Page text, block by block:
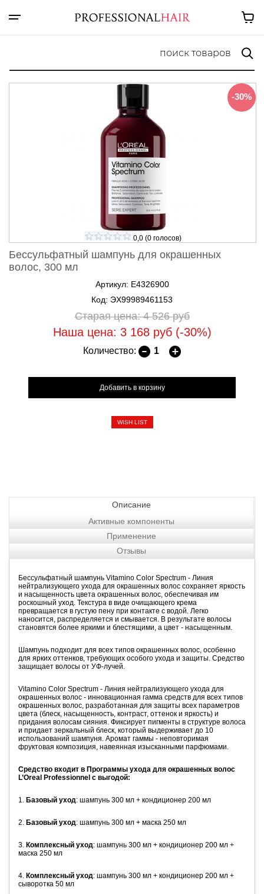
-30%
0,0(0голосов)
Бессульфатный шампунь для окрашенных
волос, 300 мл
Артикул: E4326900
Код: ЭХ99989461153
Старая цена: 4 526руб
Наша цена: 3 168 руб (-30%)
Количество:
WISH LIST
Описание
Активные компоненты
Применение
Отзывы
Бессульфатный шампунь Vitamino Color Spectrum - Линия
нейтрализующего ухода для окрашенных волос сохраняет яркость
и насыщенность цвета окрашенных волос, обеспечивая им
роскошный уход. Текстура в виде очищающего крема
превращается в густую пену при контакте с водой. Легко
наносится, распределяется и смывается. В результате волосы
становятся более яркими и блестящими, а цвет - насыщенным.
Шампунь подходит для всех типов окрашенных волос, особенно
для ярких оттенков, требующих особого ухода и защиты. Средство
защищает волосы от УФ-лучей.
Vitamino Color Spectrum - Линия нейтрализующего ухода для
окрашенных волос - инновационная гамма средств для всех типов
окрашенных волос, разработанная для защиты всех параметров
цвета (блеск, насыщенность, контраст, оттенок и яркость) и
придания волосам сияния. Фиксирует пигменты в структуре волоса
и придает зеркальный блеск, который выдерживает до 10
использований шампуня. Аромат гаммы - неповторимая
фруктовая композиция, навеянная изысканными парфюмами.
Средство входит в Программы ухода для окрашенных волос
L’Oreal Professionnel с выгодой:
1. Базовый уход: шампунь 300 мл + кондиционер 200 мл
2. Базовый уход: шампунь 300 мл + маска 250 мл
3. Комплексный уход: шампунь 300 мл + кондиционер 200 мл +
маска 250 мл
4. Комплексный уход: шампунь 300 мл + кондиционер 200 мл +
сыворотка 50 мл